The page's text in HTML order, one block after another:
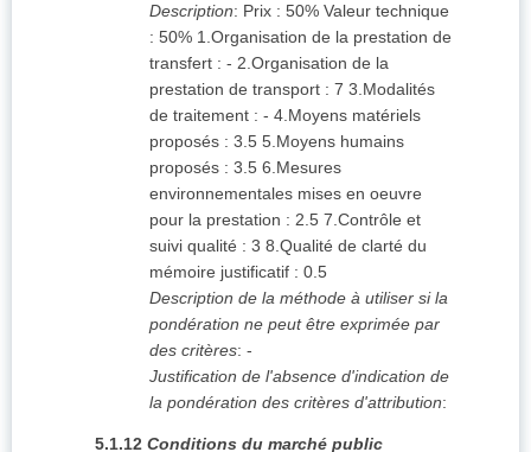
Description: Prix : 50% Valeur technique
: 50% 1.Organisation de la prestation de
transfert : - 2.Organisation de la
prestation de transport : 7 3.Modalités
de traitement : - 4.Moyens matériels
proposés : 3.5 5.Moyens humains
proposés : 3.5 6.Mesures
environnementales mises en oeuvre
pour la prestation : 2.5 7.Contrôle et
suivi qualité : 3 8.Qualité de clarté du
mémoire justificatif : 0.5
Description de la méthode à utiliser si la
pondération ne peut être exprimée par
des critères: -
Justification de l'absence d'indication de
la pondération des critères d'attribution:
5.1.12 Conditions du marché public